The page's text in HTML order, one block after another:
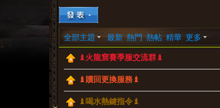
» ›
全部主題 最新 熱門 熱帖 精華 更多
♝火龍窟賽季服交流群♝
♝贖回更換服務♝
♝喝水熱鍵指令♝